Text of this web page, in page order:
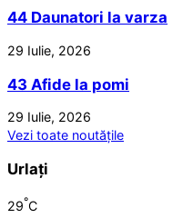
44 Daunatori la varza
29 Iulie, 2026
43 Afide la pomi
29 Iulie, 2026
Vezi toate noutățile
Urlați
29°C